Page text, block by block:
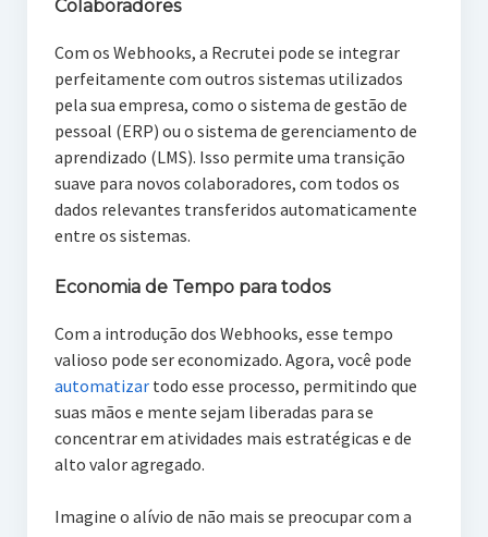
Colaboradores
Com os Webhooks, a Recrutei pode se integrar
perfeitamente com outros sistemas utilizados
pela sua empresa, como o sistema de gestão de
pessoal (ERP) ou o sistema de gerenciamento de
aprendizado (LMS). Isso permite uma transição
suave para novos colaboradores, com todos os
dados relevantes transferidos automaticamente
entre os sistemas.
Economia de Tempo para todos
Com a introdução dos Webhooks, esse tempo
valioso pode ser economizado. Agora, você pode
automatizar todo esse processo, permitindo que
suas mãos e mente sejam liberadas para se
concentrar em atividades mais estratégicas e de
alto valor agregado.
Imagine o alívio de não mais se preocupar com a